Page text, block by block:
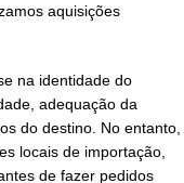
aquisições
na identidade do
adequação da
do destino. No entanto,
locais de importação,
de fazer pedidos